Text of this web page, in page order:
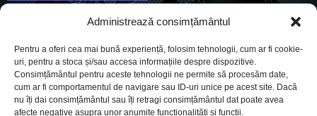
Administrează consimțământul
Pentru a oferi cea mai bună experiență, folosim tehnologii, cum ar fi cookie-
uri, pentru a stoca și/sau accesa informațiile despre dispozitive.
Consimțământul pentru aceste tehnologii ne permite să procesăm date,
cum ar fi comportamentul de navigare sau ID-uri unice pe acest site. Dacă
nu îți dai consimțământul sau îți retragi consimțământul dat poate avea
afecte negative asupra unor anumite funcționalități și funcții.
6921
Social
Politic
Economie